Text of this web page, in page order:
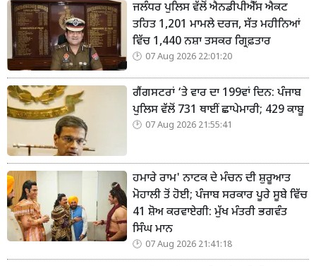
ਜਲੰਧਰ ਪੁਲਿਸ ਵੱਲੋਂ ਐਨਡੀਪੀਐੱਸ ਐਕਟ
ਤਹਿਤ 1,201 ਮਾਮਲੇ ਦਰਜ, ਸੱਤ ਮਹੀਨਿਆਂ
ਵਿੱਚ 1,440 ਨਸ਼ਾ ਤਸਕਰ ਗ੍ਰਿਫ਼ਤਾਰ
07 Aug 2026 22:01:20
ਗੈਂਗਸਟਰਾਂ ‘ਤੇ ਵਾਰ ਦਾ 199ਵਾਂ ਦਿਨ: ਪੰਜਾਬ
ਪੁਲਿਸ ਵੱਲੋਂ 731 ਥਾਈਂ ਛਾਪੇਮਾਰੀ; 429 ਕਾਬੂ
07 Aug 2026 21:55:41
ਹਮਾਰੇ ਰਾਮ' ਨਾਟਕ ਦੇ ਮੰਚਨ ਦੀ ਸ਼ੁਰੂਆਤ
ਮੋਹਾਲੀ ਤੋਂ ਹੋਈ; ਪੰਜਾਬ ਸਰਕਾਰ ਪੂਰੇ ਸੂਬੇ ਵਿੱਚ
41 ਸ਼ੋਅ ਕਰਵਾਏਗੀ: ਮੁੱਖ ਮੰਤਰੀ ਭਗਵੰਤ
ਸਿੰਘ ਮਾਨ
07 Aug 2026 21:41:18